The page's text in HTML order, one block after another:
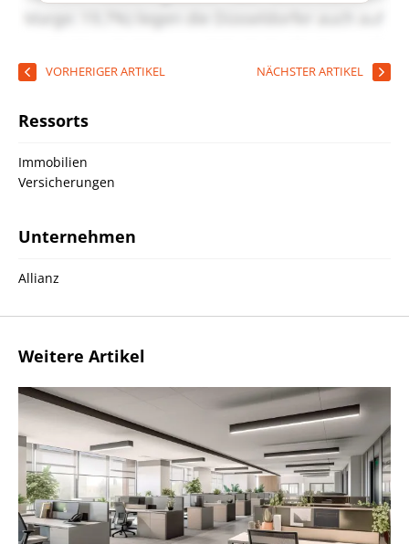
VORHERIGER ARTIKEL NÄCHSTER ARTIKEL
Ressorts
Immobilien
Versicherungen
Unternehmen
Allianz
Weitere Artikel